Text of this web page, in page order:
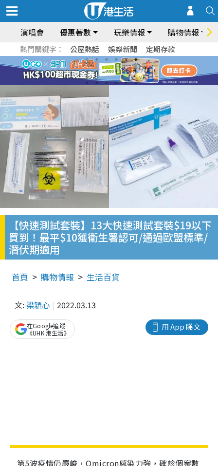
演唱會 優惠著數 玩樂情報 購物情報
熱門關鍵字： 公屋熱話 娛樂新聞 定期存款
【快速測試套裝】13大快速測試套裝$19以下
買到！最平$10獲衛生署認可/通過歐盟標準/
潛伏期適用
首頁 購物情報 生活百貨
文: 梁穎心 2022.03.13
用 App 睇文
在Google追蹤
《UHK 港生活》
第5波疫情仍嚴峻，Omicron感染力強，確診個案數